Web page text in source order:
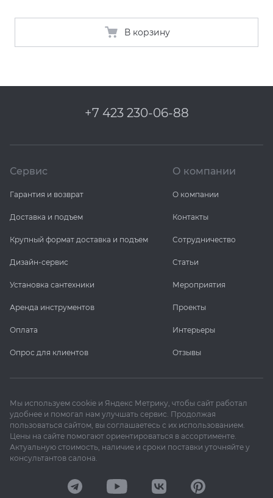
В корзину
+7 423 230-06-88
Сервис
Гарантия и возврат
Доставка и подъем
Крупный формат доставка и подъем
Дизайн-сервис
Установка сантехники
Аренда инструментов
Оплата
Опрос для клиентов
О компании
О компании
Контакты
Сотрудничество
Статьи
Мероприятия
Проекты
Интерьеры
Отзывы
Мы используем cookie и Яндекс Метрику, чтобы сайт работал
удобнее и помогал нам улучшать сервис. Продолжая
пользоваться сайтом, вы соглашаетесь с их использованием.
Цены на сайте помогают ориентироваться в ассортименте.
Актуальную стоимость, наличие и сроки поставки уточняйте у
консультантов салона.